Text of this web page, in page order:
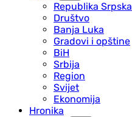
Republika Srpska
Društvo
Banja Luka
Gradovi i opštine
BiH
Srbija
Region
Svijet
Ekonomija
Hronika